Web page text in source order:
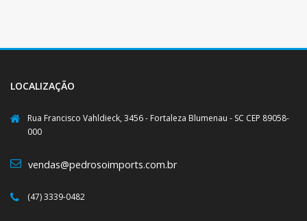
LOCALIZAÇÃO
Rua Francisco Vahldieck, 3456 - Fortaleza Blumenau - SC CEP 89058-
000
vendas@pedrosoimports.com.br
(47) 3339-0482